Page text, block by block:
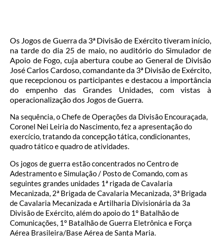
Os Jogos de Guerra da 3ª Divisão de Exército tiveram início,
na tarde do dia 25 de maio, no auditório do Simulador de
Apoio de Fogo, cuja abertura coube ao General de Divisão
José Carlos Cardoso, comandante da 3ª Divisão de Exército,
que recepcionou os participantes e destacou a importância
do empenho das Grandes Unidades, com vistas à
operacionalização dos Jogos de Guerra.
Na sequência, o Chefe de Operações da Divisão Encouraçada,
Coronel Nei Leiria do Nascimento, fez a apresentação do
exercício, tratando da concepção tática, condicionantes,
quadro tático e quadro de atividades.
Os jogos de guerra estão concentrados no Centro de
Adestramento e Simulação / Posto de Comando, com as
seguintes grandes unidades 1ª rigada de Cavalaria
Mecanizada, 2ª Brigada de Cavalaria Mecanizada, 3ª Brigada
de Cavalaria Mecanizada e Artilharia Divisionária da 3a
Divisão de Exército, além do apoio do 1º Batalhão de
Comunicações, 1º Batalhão de Guerra Eletrônica e Força
Aérea Brasileira/Base Aérea de Santa Maria.